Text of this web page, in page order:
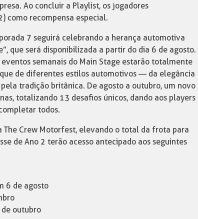
Ao concluir a Playlist, os jogadores
como recompensa especial.
7 seguirá celebrando a herança automotiva
que será disponibilizada a partir do dia 6 de agosto.
semanais do Main Stage estarão totalmente
de diferentes estilos automotivos — da elegância
tradição britânica. De agosto a outubro, um novo
totalizando 13 desafios únicos, dando aos players
todos.
The Crew Motorfest, elevando o total da frota para
de Ano 2 terão acesso antecipado aos seguintes
6 de agosto
de outubro